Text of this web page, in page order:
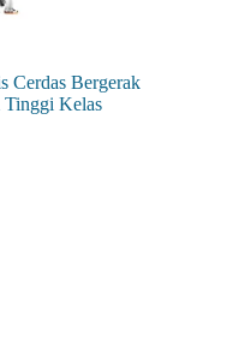
Cerdas Bergerak
Kelas